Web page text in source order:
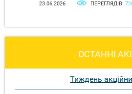
23.06.2026 ПЕРЕГЛЯДІВ:
ОСТАННІ
Тиждень